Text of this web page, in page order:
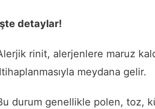
detaylar!
rinit, alerjenlere maruz
meydana gelir.
durum genellikle polen, toz,